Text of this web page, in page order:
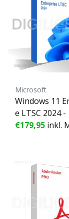
Microsoft
Windows 11
e LTSC 2024 -
- Unbefristete Lizenz
€179,95 inkl.